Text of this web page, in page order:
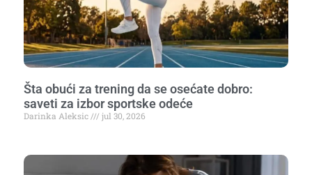
Šta obući za trening da se osećate dobro:
saveti za izbor sportske odeće
Darinka Aleksic jul 30, 2026